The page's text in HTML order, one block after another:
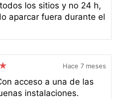
los sitios y no 24 h,
aparcar fuera durante el
Hace 7 meses
acceso a una de las
instalaciones.